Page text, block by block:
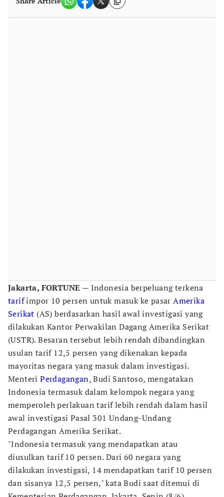
Jakarta, FORTUNE — Indonesia berpeluang terkena
tarifimpor 10 persen untuk masuk ke pasarAmerika
Serikat (AS) berdasarkan hasil awal investigasi yang
dilakukan Kantor Perwakilan Dagang Amerika Serikat
(USTR). Besaran tersebut lebih rendah dibandingkan
usulan tarif 12,5 persen yang dikenakan kepada
mayoritas negara yang masuk dalam investigasi.
MenteriPerdagangan, Budi Santoso, mengatakan
Indonesia termasuk dalam kelompok negara yang
memperoleh perlakuan tarif lebih rendah dalam hasil
awal investigasi Pasal 301 Undang-Undang
Perdagangan Amerika Serikat.
"Indonesia termasuk yang mendapatkan atau
diusulkan tarif 10 persen. Dari 60 negara yang
dilakukan investigasi, 14 mendapatkan tarif 10 persen
dan sisanya 12,5 persen," kata Budi saat ditemui di